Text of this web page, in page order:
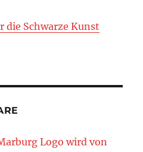
die Schwarze Kunst
Logo wird von